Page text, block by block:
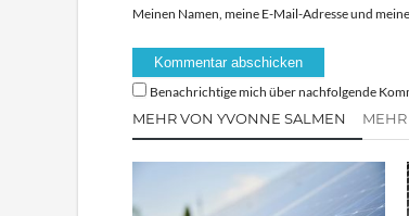
Meinen Namen, meine E-Mail-Adresse und
Benachrichtige mich über nachfolgende
MEHR VON YVONNE SALMEN MEHR